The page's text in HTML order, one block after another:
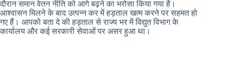
दौरान समान वेतन नीति को आगे बढ़ने का भरोसा किया गया है।
आश्वासन मिलने के बाद उत्पन्न कर में हड़ताल खत्म करने पर सहमत हो
गए हैं। आपको बता दे की हड़ताल से राज्य भर में विद्युत विभाग के
कार्यालय और कई सरकारी सेवाओं पर असर हुआ था।